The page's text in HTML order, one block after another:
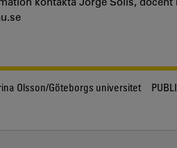
Olsson/Göteborgs universitet